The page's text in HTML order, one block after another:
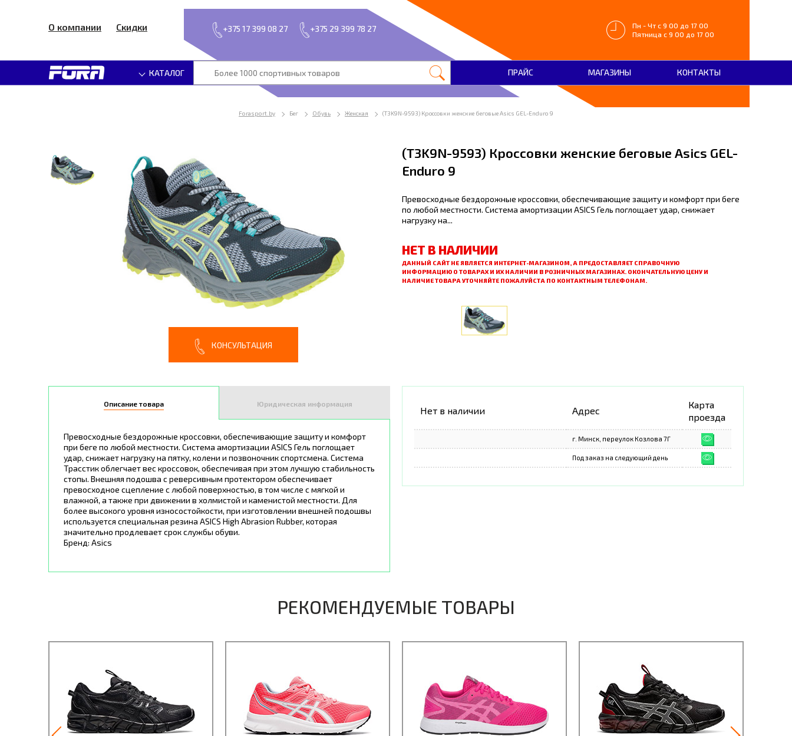
О компании Скидки +375 17 399 08 27 +375 29 399 78 27
Пн - Чт с 9 00 до 17 00
Пятница с 9 00 до 17 00
КАТАЛОГ ПРАЙС МАГАЗИНЫ КОНТАКТЫ
Forasport.by Бег Обувь Женская (T3K9N-9593) Кроссовки женские беговые Asics GEL-Enduro 9
КОНСУЛЬТАЦИЯ
(T3K9N-9593) Кроссовки женские беговые Asics GEL-
Enduro 9
Превосходные бездорожные кроссовки, обеспечивающие защиту и комфорт при беге
по любой местности. Система амортизации ASICS Гель поглощает удар, снижает
нагрузку на...
НЕТ В НАЛИЧИИ
ДАННЫЙ САЙТ НЕ ЯВЛЯЕТСЯ ИНТЕРНЕТ-МАГАЗИНОМ, А ПРЕДОСТАВЛЯЕТ СПРАВОЧНУЮ
ИНФОРМАЦИЮ О ТОВАРАХ И ИХ НАЛИЧИИ В РОЗНИЧНЫХ МАГАЗИНАХ. ОКОНЧАТЕЛЬНУЮ ЦЕНУ И
НАЛИЧИЕ ТОВАРА УТОЧНЯЙТЕ ПОЖАЛУЙСТА ПО КОНТАКТНЫМ ТЕЛЕФОНАМ.
Описание товара Юридическая информация
Превосходные бездорожные кроссовки, обеспечивающие защиту и комфорт
при беге по любой местности. Система амортизации ASICS Гель поглощает
удар, снижает нагрузку на пятку, колени и позвоночник спортсмена. Система
Трасстик облегчает вес кроссовок, обеспечивая при этом лучшую стабильность
стопы. Внешняя подошва с реверсивным протектором обеспечивает
превосходное сцепление с любой поверхностью, в том числе с мягкой и
влажной, а также при движении в холмистой и каменистой местности. Для
более высокого уровня износостойкости, при изготовлении внешней подошвы
используется специальная резина ASICS High Abrasion Rubber, которая
значительно продлевает срок службы обуви.
Бренд: Asics
Нет в наличии Адрес
Карта
проезда
г. Минск, переулок Козлова 7Г
Под заказ на следующий день
РЕКОМЕНДУЕМЫЕ ТОВАРЫ